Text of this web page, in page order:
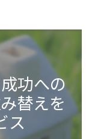
功への
替えを
ス